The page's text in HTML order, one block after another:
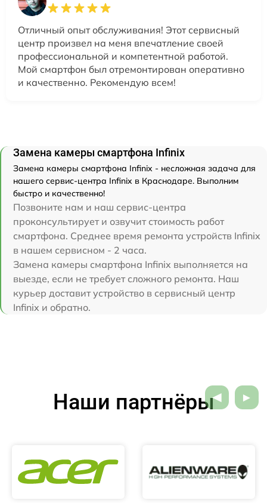
Отличный опыт обслуживания! Этот сервисный
центр произвел на меня впечатление своей
профессиональной и компетентной работой.
Мой смартфон был отремонтирован оперативно
и качественно. Рекомендую всем!
Замена камеры смартфона Infinix
Замена камеры смартфона Infinix - несложная задача для
нашего сервис-центра Infinix в Краснодаре. Выполним
быстро и качественно!
Позвоните нам и наш сервис-центра
проконсультирует и озвучит стоимость работ
смартфона. Среднее время ремонта устройств Infinix
в нашем сервисном - 2 часа.
Замена камеры смартфона Infinix выполняется на
выезде, если не требует сложного ремонта. Наш
курьер доставит устройство в сервисный центр
Infinix и обратно.
Наши партнёры